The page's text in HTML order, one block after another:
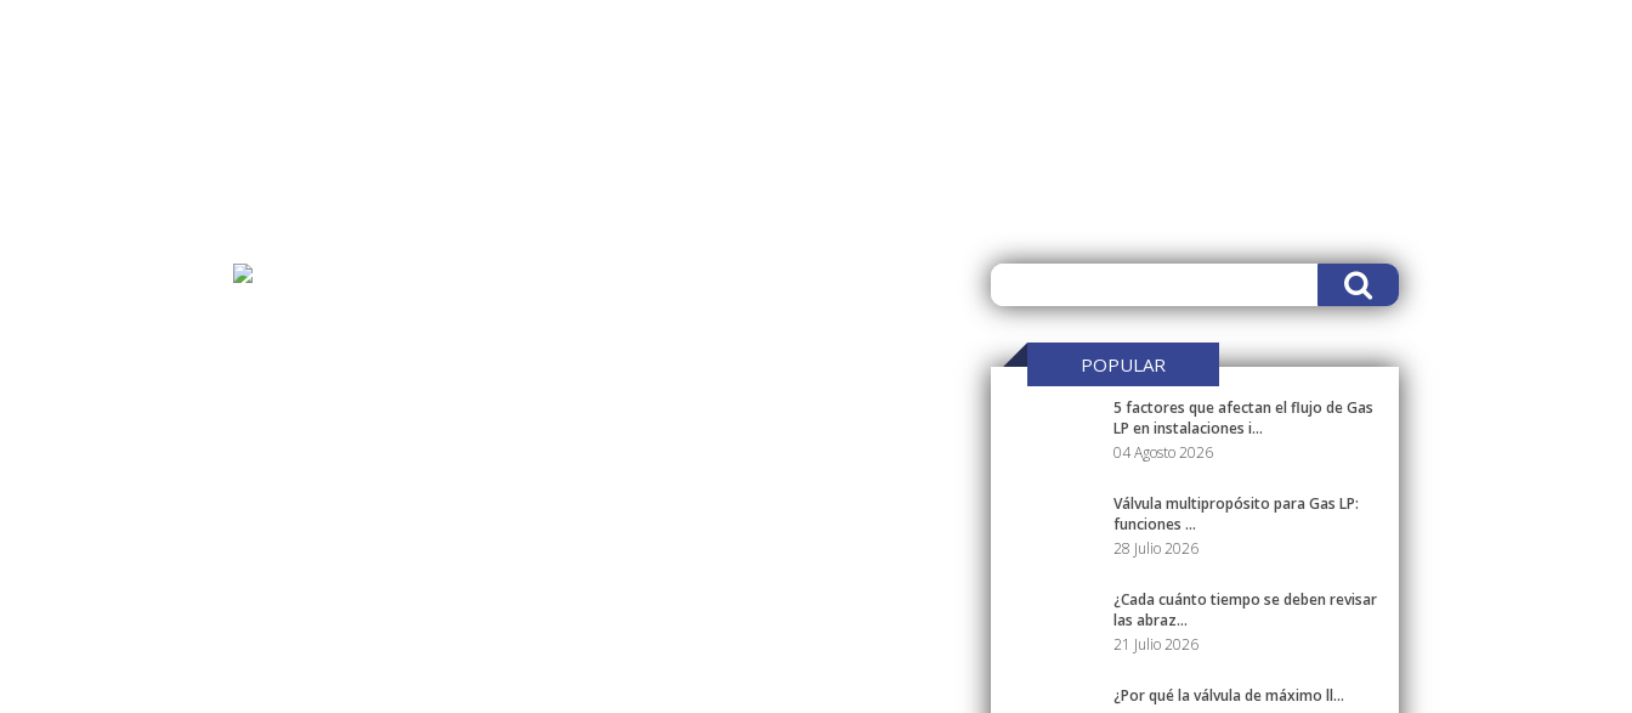
POPULAR
5 factores que afectan el flujo de Gas
LP en instalaciones i...
04 Agosto 2026
Válvula multipropósito para Gas LP:
funciones ...
28 Julio 2026
¿Cada cuánto tiempo se deben revisar
las abraz...
21 Julio 2026
¿Por qué la válvula de máximo ll...